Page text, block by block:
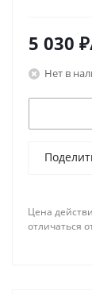
5 030 ₽
Нет в
Цена
отличаться